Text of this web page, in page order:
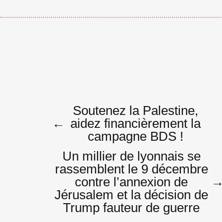
Navigation
de
l’article
←
Soutenez la Palestine,
aidez financièrement la
campagne BDS !
Un millier de lyonnais se
rassemblent le 9 décembre
contre l’annexion de
Jérusalem et la décision de
Trump fauteur de guerre
→